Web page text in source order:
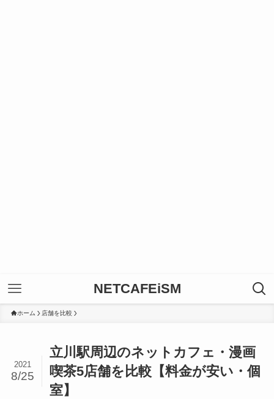
NETCAFEiSM
ホーム 店舗を比較
立川駅周辺のネットカフェ・漫画
喫茶5店舗を比較【料金が安い・個
室】
2021
8/25